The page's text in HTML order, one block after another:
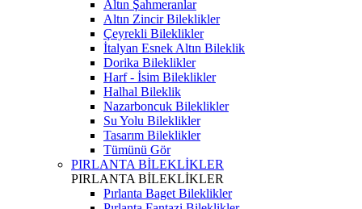
Altın Şahmeranlar
Altın Zincir Bileklikler
Çeyrekli Bileklikler
İtalyan Esnek Altın Bileklik
Dorika Bileklikler
Harf - İsim Bileklikler
Halhal Bileklik
Nazarboncuk Bileklikler
Su Yolu Bileklikler
Tasarım Bileklikler
Tümünü Gör
PIRLANTA BİLEKLİKLER
PIRLANTA BİLEKLİKLER
Pırlanta Baget Bileklikler